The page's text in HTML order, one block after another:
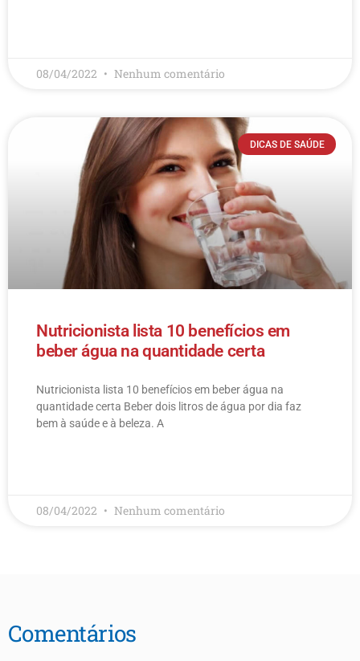
08/04/2022 Nenhum comentário
DICAS DE SAÚDE
Nutricionista lista 10 benefícios em
beber água na quantidade certa
Nutricionista lista 10 benefícios em beber água na
quantidade certa Beber dois litros de água por dia faz
bem à saúde e à beleza. A
08/04/2022 Nenhum comentário
Comentários